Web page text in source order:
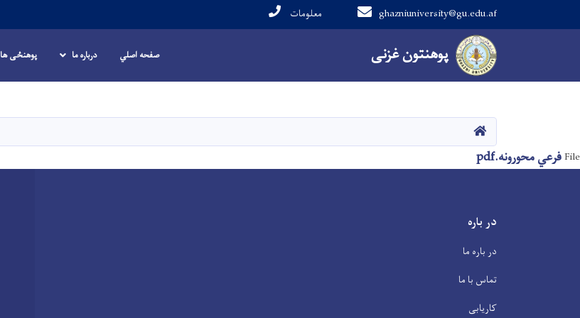
content
پوهنتونغزنی
ghazniuniversity@gu.edu.af معلومات
Main navigation
پوهنتونغزنی صفحه اصلي درباره ما پوهنځی ها
صفحه اصلی
Fileفرعي محورونه.pdf
در باره
در باره ما
تماس با ما
کاریابی